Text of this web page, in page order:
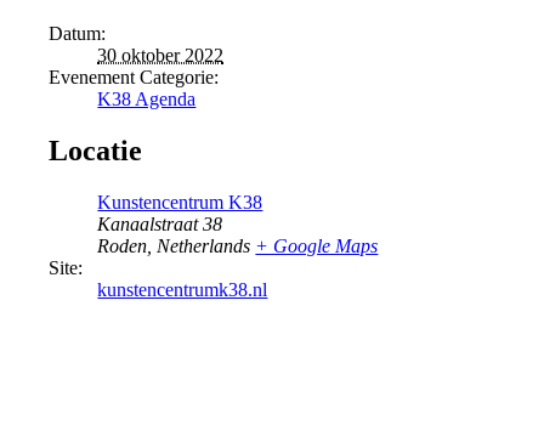
Datum:
30 oktober 2022
Evenement Categorie:
K38 Agenda
Locatie
Kunstencentrum K38
Kanaalstraat 38
Roden Netherlands + Google Maps
Site:
kunstencentrumk38.nl